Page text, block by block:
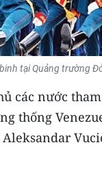
tại Quảng trường
các nước
thống